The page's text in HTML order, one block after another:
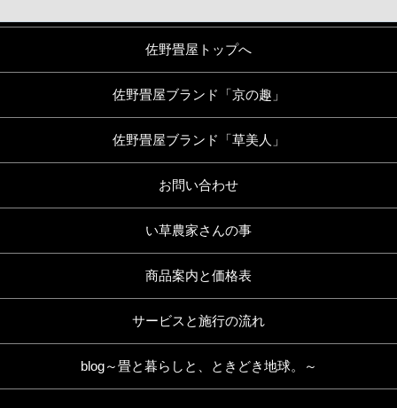
佐野畳屋トップへ
佐野畳屋ブランド「京の趣」
佐野畳屋ブランド「草美人」
お問い合わせ
い草農家さんの事
商品案内と価格表
サービスと施行の流れ
blog～畳と暮らしと、ときどき地球。～